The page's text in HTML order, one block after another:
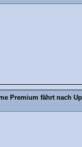
Premium fährt nach